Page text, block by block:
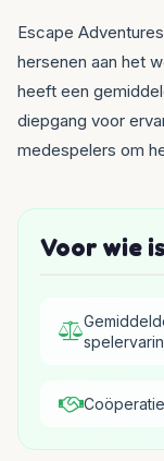
Escape
hersenen aan het
heeft een
diepgang voor
medespelers om
Voor wie